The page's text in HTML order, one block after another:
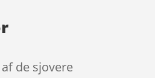
de sjovere